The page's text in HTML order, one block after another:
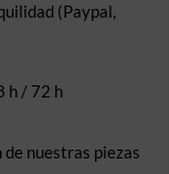
(Paypal,
h / 72 h
nuestras piezas